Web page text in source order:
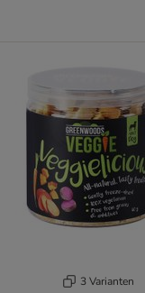
3 Varianten